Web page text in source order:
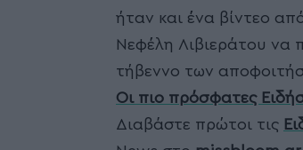
ήταν και ένα βίντεο
Νεφέλη Λιβιεράτου να
τήβεννο των
Οι πιο πρόσφατες
Διαβάστε πρώτοι τις